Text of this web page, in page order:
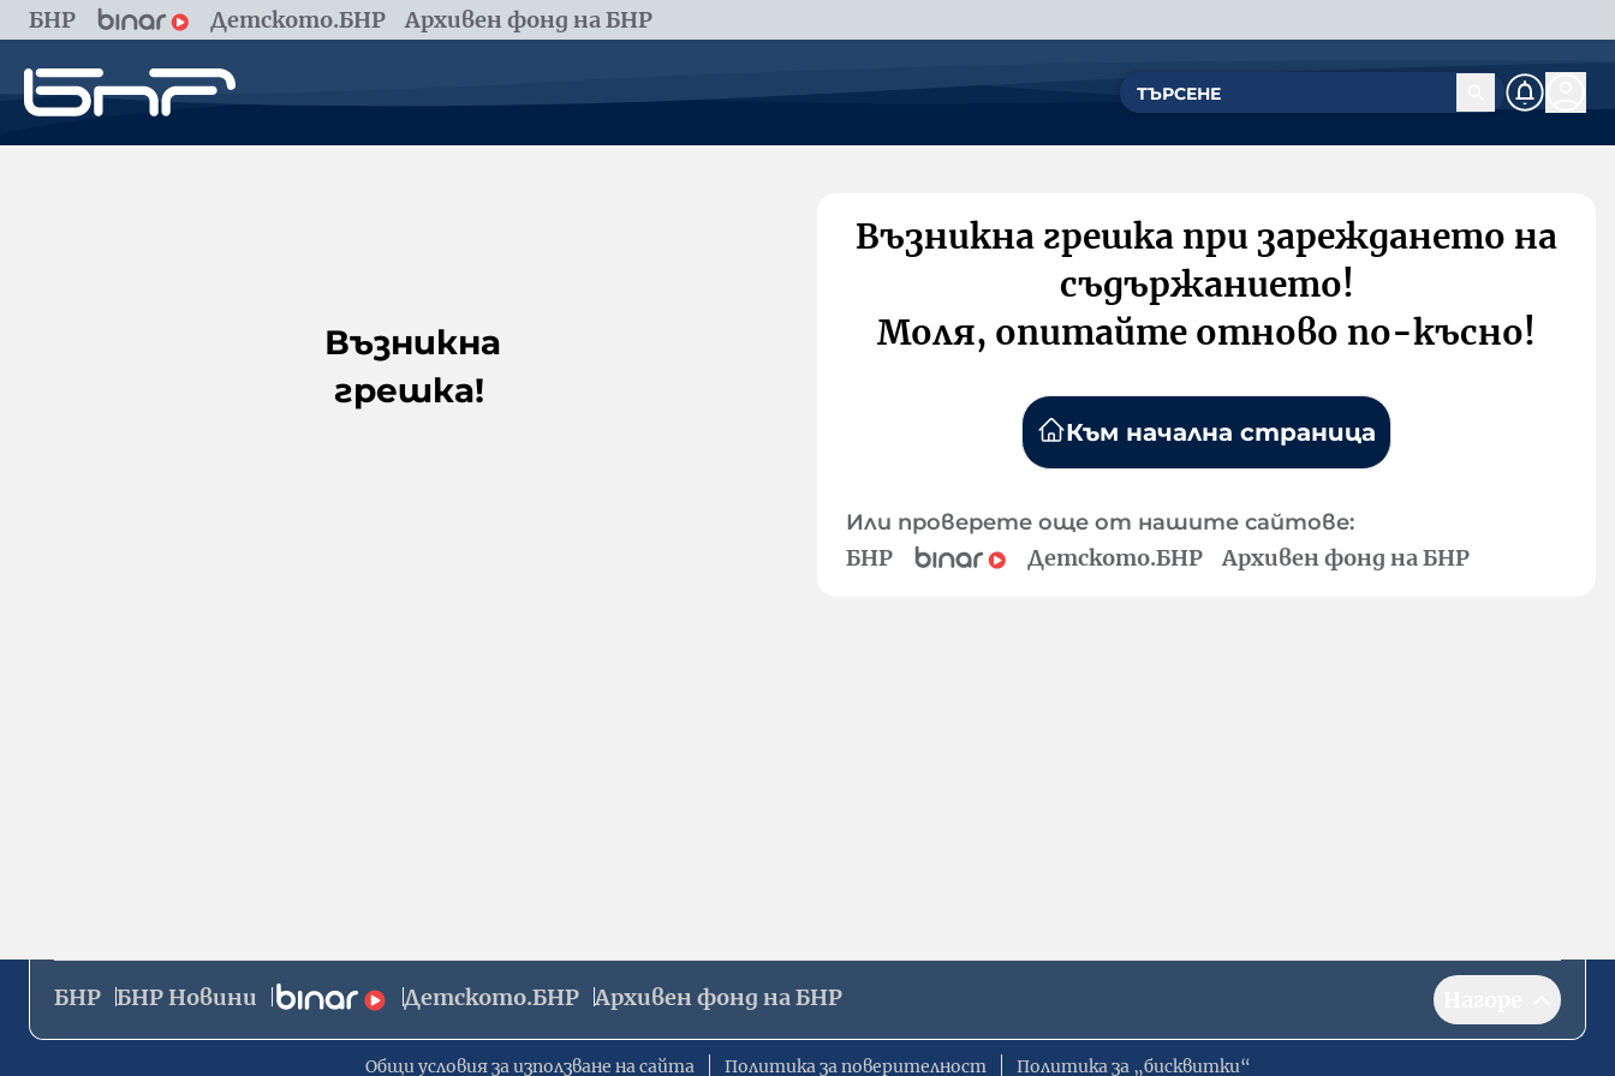
БНР Детското.БНР Архивен фонд на БНР
Възникна
грешка!
Възникна грешка при зареждането на
съдържанието!
Моля, опитайте отново по-късно!
Към начална страница
Или проверете още от нашите сайтове:
БНР Детското.БНР Архивен фонд на БНР
БНР БНР Новини Детското.БНР Архивен фонд на БНР
Общи условия за използване на сайта Политика за поверителност Политика за „бисквитки“